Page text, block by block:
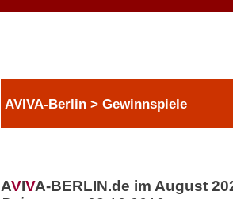
AVIVA-Berlin > Gewinnspiele
AVIVA-BERLIN.de im August